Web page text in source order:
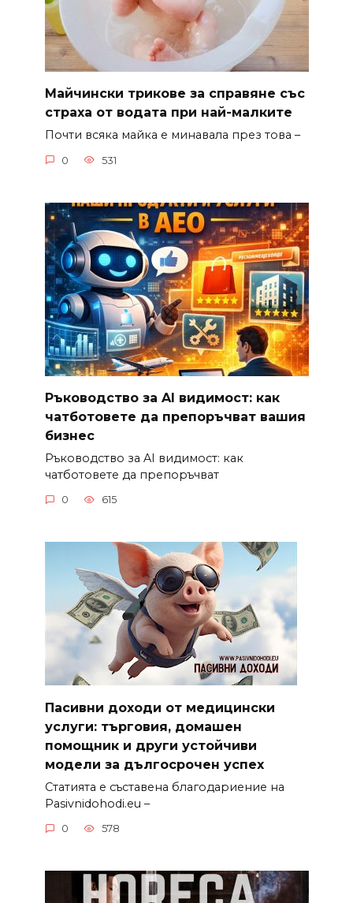
Майчински трикове за справяне със
страха от водата при най-малките
Почти всяка майка е минавала през това –
0 531
Ръководство за AI видимост: как
чатботовете да препоръчват вашия
бизнес
Ръководство за AI видимост: как
чатботовете да препоръчват
0 615
Пасивни доходи от медицински
услуги: търговия, домашен
помощник и други устойчиви
модели за дългосрочен успех
Статията е съставена благодариение на
Pasivnidohodi.eu –
0 578